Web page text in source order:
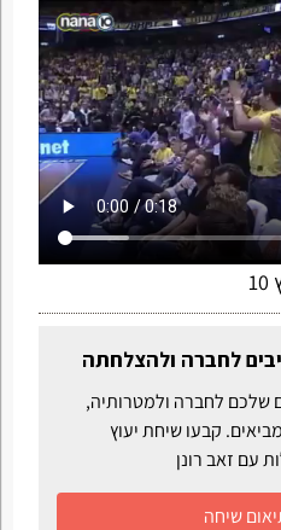
לחברה ולהצלחתה
שלכם לחברה ולמטרותיה,
קבעו שיחת יעוץ
שיחה